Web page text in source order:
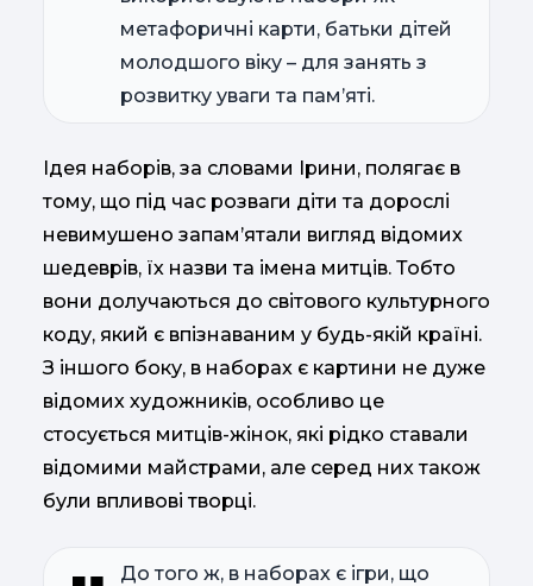
метафоричні карти, батьки дітей
молодшого віку – для занять з
розвитку уваги та пам’яті.
Ідея наборів, за словами Ірини, полягає в
тому, що під час розваги діти та дорослі
невимушено запам’ятали вигляд відомих
шедеврів, їх назви та імена митців. Тобто
вони долучаються до світового культурного
коду, який є впізнаваним у будь-якій країні.
З іншого боку, в наборах є картини не дуже
відомих художників, особливо це
стосується митців-жінок, які рідко ставали
відомими майстрами, але серед них також
були впливові творці.
До того ж, в наборах є ігри, що